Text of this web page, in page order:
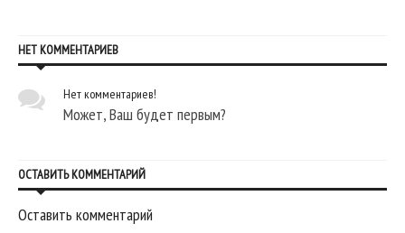
НЕТ КОММЕНТАРИЕВ
Нет комментариев!
Может, Ваш будет первым?
ОСТАВИТЬ КОММЕНТАРИЙ
Оставить комментарий